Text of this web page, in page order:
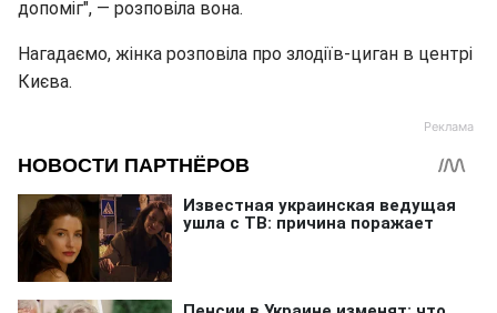
допоміг", — розповіла вона.
Нагадаємо, жінка розповіла про злодіїв-циган в центрі
Києва.